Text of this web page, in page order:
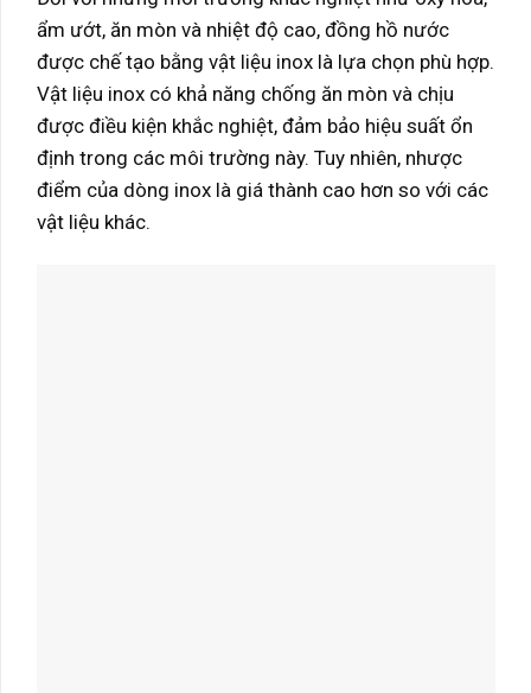
ẩm ướt, ăn mòn và nhiệt độ cao, đồng hồ nước
được chế tạo bằng vật liệu inox là lựa chọn phù hợp.
Vật liệu inox có khả năng chống ăn mòn và chịu
được điều kiện khắc nghiệt, đảm bảo hiệu suất ổn
định trong các môi trường này. Tuy nhiên, nhược
điểm của dòng inox là giá thành cao hơn so với các
vật liệu khác.